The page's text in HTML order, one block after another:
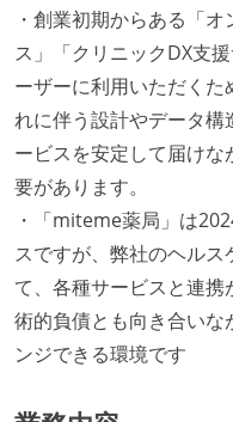
・創業初期からある「
ス」「クリニックDX支
ーザーに利用いただく
れに伴う設計やデータ
ービスを安定して届け
要があります。
・「miteme薬局」は
スですが、弊社のヘル
て、各種サービスと連
術的負債とも向き合いな
ンジできる環境です